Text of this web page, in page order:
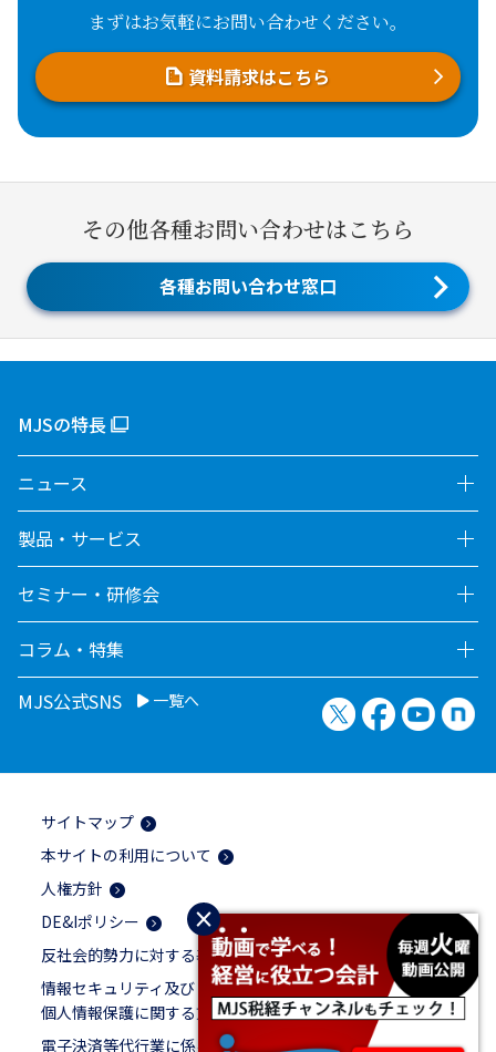
×
まずはお気軽にお問い合わせください。
資料請求はこちら
その他各種お問い合わせはこちら
各種お問い合わせ窓口
MJSの特長
ニュース
製品・サービス
セミナー・研修会
コラム・特集
MJS公式SNS
一覧へ X（旧Twitter）
Facebook
サイトマップ
本サイトの利用について
人権方針
DE&Iポリシー
反社会的勢力に対する基本方針
情報セキュリティ及び
個人情報保護に関する方針
電子決済等代行業に係る表示